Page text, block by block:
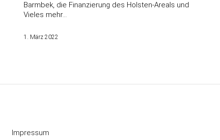
Barmbek, die Finanzierung des Holsten-Areals und
Vieles mehr…
1. März 2022
Impressum